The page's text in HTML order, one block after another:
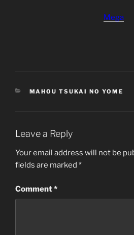
Mega
CATEGORIES
MAHOU TSUKAI NO YOME
Leave a Reply
Your email address will not be
fields are marked *
Comment*